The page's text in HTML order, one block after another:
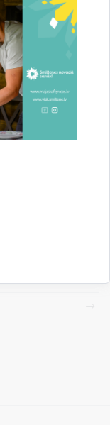
projektu idejas
iniciatīvas un